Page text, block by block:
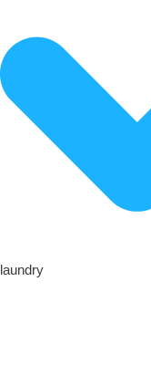
laundry